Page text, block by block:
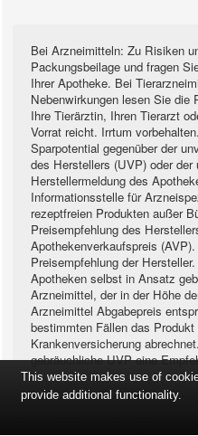
Bei Arzneimitteln: Zu Risiken
Packungsbeilage und fragen
Ihrer Apotheke. Bei
Nebenwirkungen lesen Sie die
Ihre Tierärztin, Ihren Tierarzt
Vorrat reicht. Irrtum
Sparpotential gegenüber der
des Herstellers (UVP) oder der
Herstellermeldung des
Informationsstelle für
rezeptfreien Produkten außer
Preisempfehlung des
Apothekenverkaufspreis
Preisempfehlung der
Apotheken selbst in Ansatz
Arzneimittel, der in der Höhe
Arzneimittel Abgabepreis
bestimmten Fällen das
Krankenversicherung
gebräuchliche UVP eine
This website makes use of
provide additional functionality.